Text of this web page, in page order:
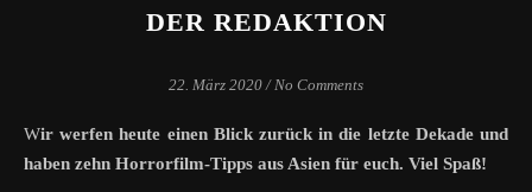
DER REDAKTION
22. März 2020 / No Comments
Wir werfen heute einen Blick zurück in die letzte Dekade und
haben zehn Horrorfilm-Tipps aus Asien für euch. Viel Spaß!